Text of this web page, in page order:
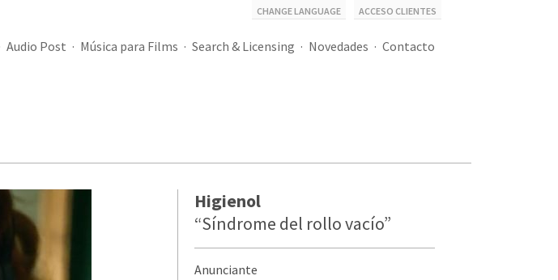
Audio Post Música para Films Search & Licensing Novedades Contacto
CHANGE LANGUAGE ACCESO CLIENTES
Higienol
“Síndrome del rollo vacío”
Anunciante